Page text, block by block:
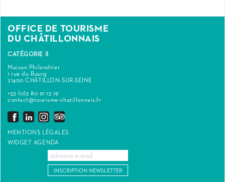
OFFICE DE TOURISME
DU CHÂTILLONNAIS
CATÉGORIE II
Maison Philandrier
1 rue du Bourg
21400 CHÂTILLON-SUR-SEINE
+33 (0)3 80 91 13 19
contact@tourisme-chatillonnais.fr
MENTIONS LÉGALES
WIDGET AGENDA
INSCRIPTION NEWSLETTER